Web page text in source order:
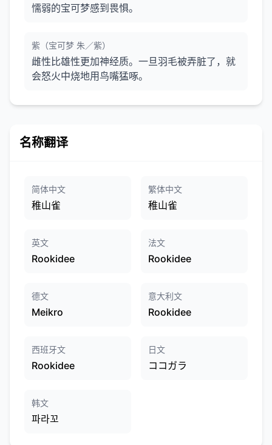
懦弱的宝可梦感到畏惧。
紫（宝可梦 朱／紫）
雌性比雄性更加神经质。一旦羽毛被弄脏了，就
会怒火中烧地用鸟嘴猛啄。
名称翻译
简体中文
稚山雀
繁体中文
稚山雀
英文
Rookidee
法文
Rookidee
德文
Meikro
意大利文
Rookidee
西班牙文
Rookidee
日文
ココガラ
韩文
파라꼬